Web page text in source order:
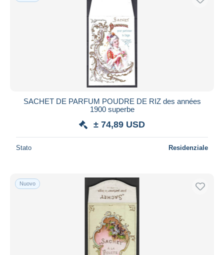
SACHET DE PARFUM POUDRE DE RIZ des années
1900 superbe
± 74,89 USD
Stato Residenziale
Nuovo